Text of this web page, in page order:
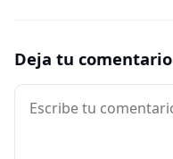
Deja tu comentario
Comentario